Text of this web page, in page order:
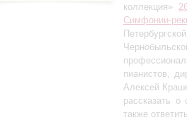
коллекция»
Симфонии-
пианистов,
Алексей
рассказать
также